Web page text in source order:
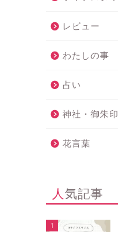
レビュー
わたしの事
占い
神社・御朱印
花言葉
人気記事
1